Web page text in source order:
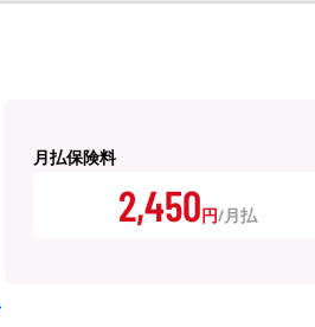
月払保険料
2,450円